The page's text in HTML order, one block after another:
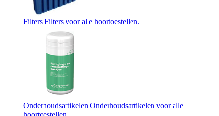
Filters Filters voor alle hoortoestellen.
Onderhoudsartikelen Onderhoudsartikelen voor alle
hoortoestellen.